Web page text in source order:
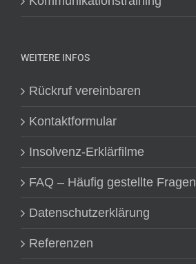
WEITERE INFOS
Rückruf vereinbaren
Kontaktformular
Insolvenz-Erklärfilme
FAQ – Häufig gestellte Fragen
Datenschutzerklärung
Referenzen